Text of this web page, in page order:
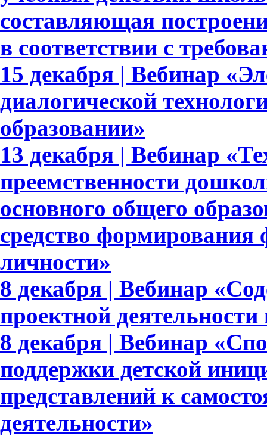
составляющая
в соответствии с
15 декабря | Вебинар
диалогической
образовании»
13 декабря | Вебинар
преемственности
основного общего
средство
личности»
8 декабря | Вебинар
проектной
8 декабря | Вебинар
поддержки детской
представлений к
деятельности»